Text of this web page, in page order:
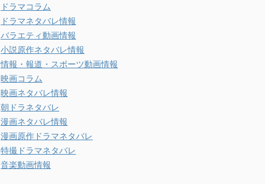
ドラマコラム
ドラマネタバレ情報
バラエティ動画情報
小説原作ネタバレ情報
情報・報道・スポーツ動画情報
映画コラム
映画ネタバレ情報
朝ドラネタバレ
漫画ネタバレ情報
漫画原作ドラマネタバレ
特撮ドラマネタバレ
音楽動画情報